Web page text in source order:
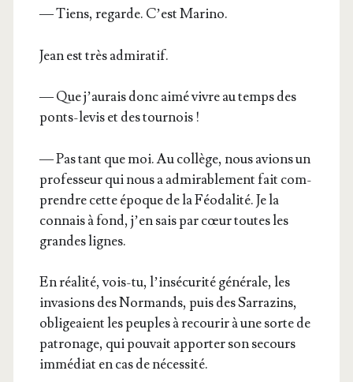
— Tiens, regarde. C’est Marino.
Jean est très admiratif.
— Que j’au­rais donc aimé vivre au temps des
ponts-levis et des tournois !
— Pas tant que moi. Au col­lège, nous avions un
pro­fes­seur qui nous a admi­ra­ble­ment fait com­
prendre cette époque de la Féo­da­li­té. Je la
connais à fond, j’en sais par cœur toutes les
grandes lignes.
En réa­li­té, vois-tu, l’in­sé­cu­ri­té géné­rale, les
inva­sions des Nor­mands, puis des Sar­ra­zins,
obli­geaient les peuples à recou­rir à une sorte de
patro­nage, qui pou­vait appor­ter son secours
immé­diat en cas de nécessité.